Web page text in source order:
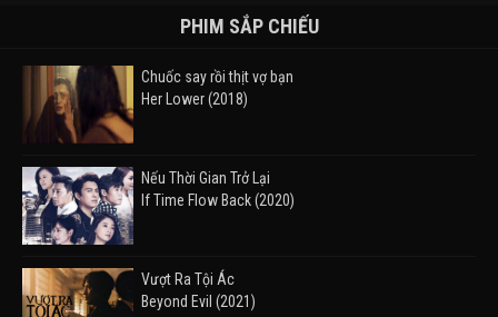
PHIM SẮP CHIẾU
Chuốc say rồi thịt vợ bạn
Her Lower (2018)
Nếu Thời Gian Trở Lại
If Time Flow Back (2020)
Vượt Ra Tội Ác
Beyond Evil (2021)